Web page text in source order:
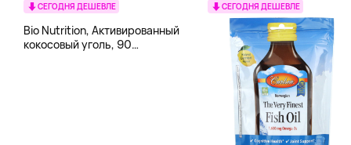
СЕГОДНЯ ДЕШЕВЛЕ
Bio Nutrition, Активированный
кокосовый уголь, 90
СЕГОДНЯ ДЕШЕВЛЕ